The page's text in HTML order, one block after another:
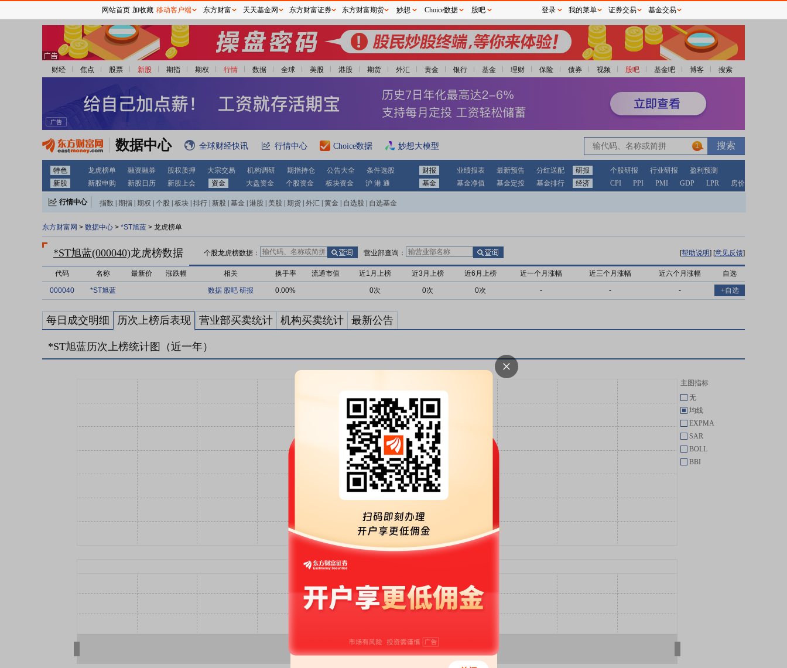
财经 焦点 股票 新股 期指 期权 行情 数据 全球 美股 港股 期货 外汇 黄金 银行 基金 理财 保险 债券 视频 股吧 基金吧 博客 搜索
数据中心 全球财经快讯 行情中心 Choice数据 妙想大模型 1
特色 龙虎榜单 融资融券 股权质押 大宗交易 机构调研 期指持仓 公告大全 条件选股 财报 业绩报表 最新预告 分红送配 研报 个股研报 行业研报
盈利预测
新股
新股申购 新股日历 新股上会 资金 大盘资金 个股资金 板块资金 沪 港 通 基金 基金净值 基金定投 基金排行 经济 CPI PPI PMI GDP LPR 房价
行情中心 指数 期指 期权 个股 板块 排行 新股 基金 港股 美股 期货 外汇 黄金 自选股 自选基金
东方财富网 > 数据中心 > *ST旭蓝 > 龙虎榜单
*ST旭蓝(000040)龙虎榜数据 个股龙虎榜数据： 营业部查询： [帮助说明] [意见反馈]
代码 名称 最新价 涨跌幅 相关 换手率 流通市值 近1月上榜 近3月上榜 近6月上榜 近一个月涨幅 近三个月涨幅 近六个月涨幅 自选
000040 *ST旭蓝 数据 股吧 研报 0.00% 0次 0次 0次 - - - +自选
每日成交明细 历次上榜后表现 营业部买卖统计 机构买卖统计 最新公告
*ST旭蓝历次上榜统计图（近一年）
主图指标
无
均线
EXPMA
SAR
BOLL
BBI
网站首页 加收藏 移动客户端 东方财富 天天基金网 东方财富证券 东方财富期货 妙想 Choice数据 股吧 登录 我的菜单 证券交易 基金交易